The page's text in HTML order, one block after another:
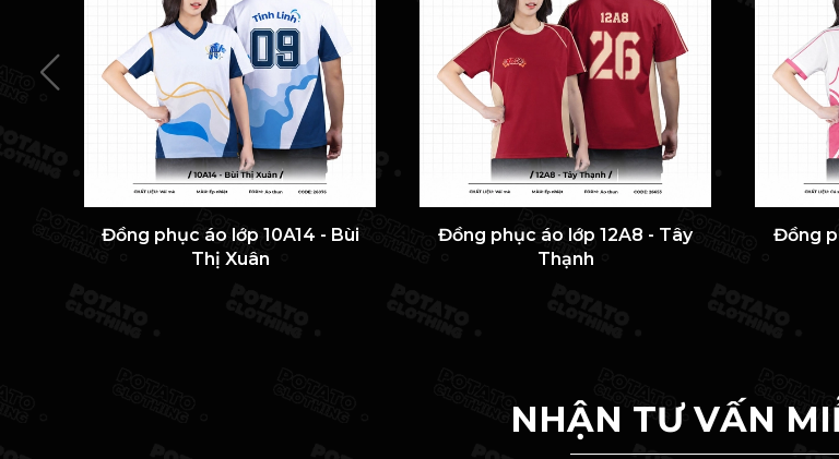
Đồng phục áo lớp 10A14 - Bùi
Thị Xuân
Đồng phục áo lớp 12A8 - Tây
Thạnh
Đồng
NHẬN TƯ VẤN